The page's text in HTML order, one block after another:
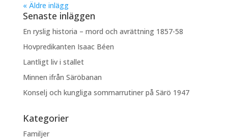
« Äldre inlägg
Senaste inläggen
En ryslig historia – mord och avrättning 1857-58
Hovpredikanten Isaac Béen
Lantligt liv i stallet
Minnen ifrån Säröbanan
Konselj och kungliga sommarrutiner på Särö 1947
Kategorier
Familjer